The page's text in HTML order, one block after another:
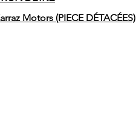
Motors (PIECE DÉTACÉES)